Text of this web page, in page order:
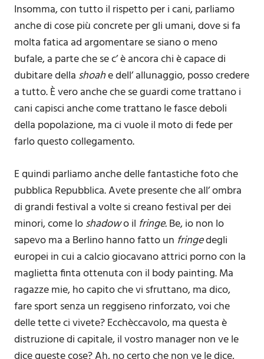
Insomma, con tutto il rispetto per i cani, parliamo
anche di cose più concrete per gli umani, dove si fa
molta fatica ad argomentare se siano o meno
bufale, a parte che se c’ è ancora chi è capace di
dubitare della shoahe dell’ allunaggio, posso credere
a tutto. È vero anche che se guardi come trattano i
cani capisci anche come trattano le fasce deboli
della popolazione, ma ci vuole il moto di fede per
farlo questo collegamento.
E quindi parliamo anche delle fantastiche foto che
pubblica Repubblica. Avete presente che all’ ombra
di grandi festival a volte si creano festival per dei
minori, come loshadowo il fringe.Be, io non lo
sapevo ma a Berlino hanno fatto un fringedegli
europei in cui a calcio giocavano attrici porno con la
maglietta finta ottenuta con il body painting. Ma
ragazze mie, ho capito che vi sfruttano, ma dico,
fare sport senza un reggiseno rinforzato, voi che
delle tette ci vivete? Ecchèccavolo, ma questa è
distruzione di capitale, il vostro manager non ve le